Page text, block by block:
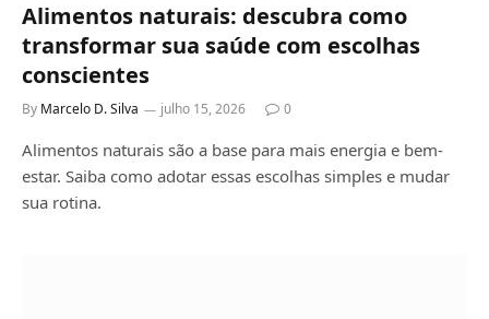
Alimentos naturais: descubra como
transformar sua saúde com escolhas
conscientes
By Marcelo D. Silva julho 15, 2026 0
Alimentos naturais são a base para mais energia e bem-
estar. Saiba como adotar essas escolhas simples e mudar
sua rotina.